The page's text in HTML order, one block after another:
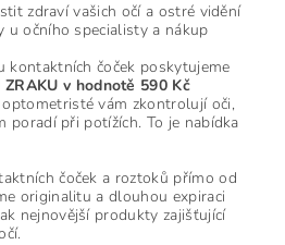
zdraví vašich očí a ostré vidění
u očního specialisty a nákup
kontaktních čoček poskytujeme
ZRAKU v hodnotě 590 Kč
vám zkontrolují oči,
poradí při potížích. To je nabídka
čoček a roztoků přímo od
originalitu a dlouhou expiraci
nejnovější produkty zajišťující